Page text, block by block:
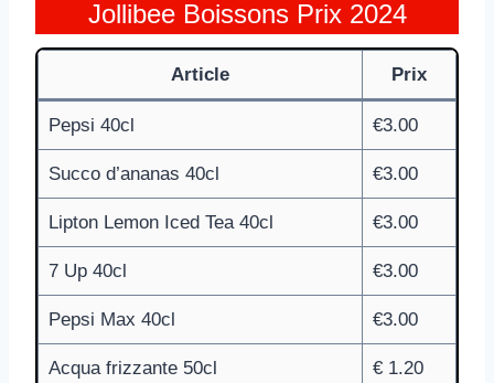
Jollibee Boissons Prix 2024
Article Prix
Pepsi 40cl €3.00
Succo d’ananas 40cl €3.00
Lipton Lemon Iced Tea 40cl €3.00
7 Up 40cl €3.00
Pepsi Max 40cl €3.00
Acqua frizzante 50cl € 1.20